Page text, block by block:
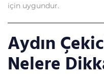
için uygundur.
Aydın
Nelere